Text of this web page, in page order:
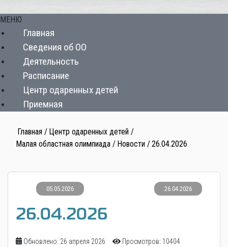
МЕНЮ
Главная
Сведения об ОО
Деятельность
Расписание
Центр одаренных детей
Приемная
Главная
Центр одаренных детей
Малая областная олимпиада
Новости 26.04.2026
05.05.2026 26.04.2026
26.04.2026
Обновлено: 26 апреля 2026 Просмотров: 10404